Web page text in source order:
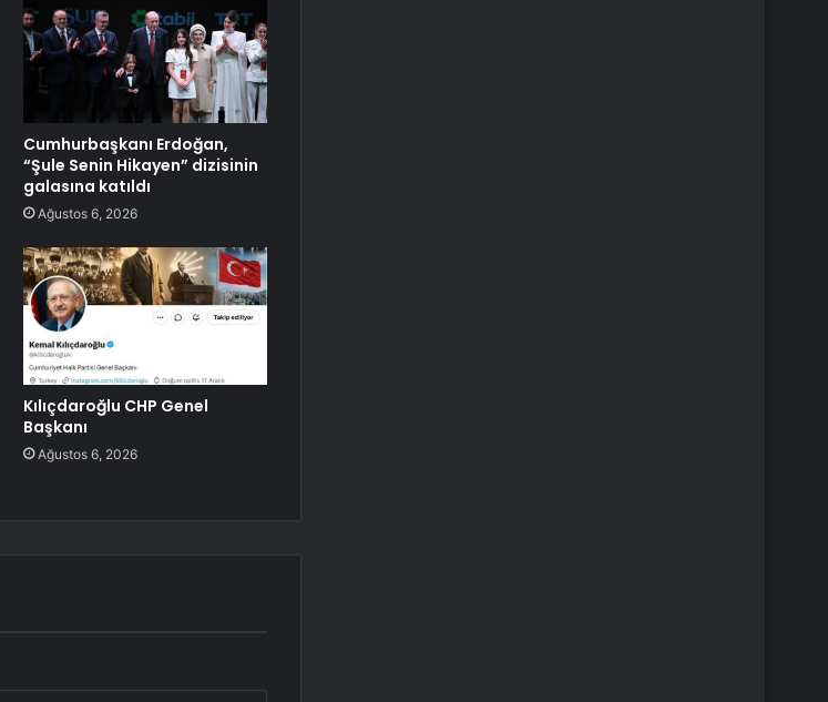
Cumhurbaşkanı Erdoğan,
“Şule Senin Hikayen” dizisinin
galasına katıldı
Ağustos 6, 2026
Kılıçdaroğlu CHP Genel
Başkanı
Ağustos 6, 2026